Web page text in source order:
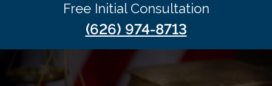
Free Initial Consultation
(626) 974-8713